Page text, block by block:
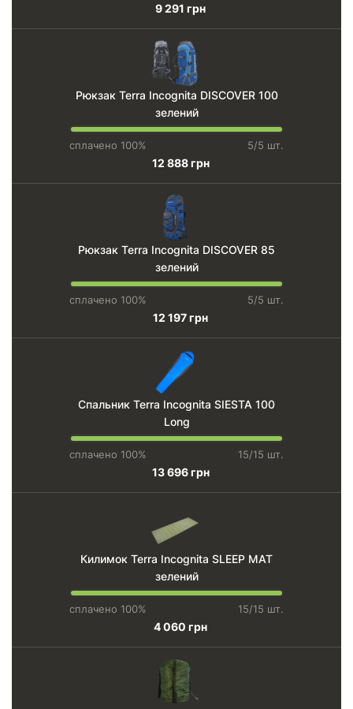
9 291 грн
Рюкзак Terra Incognita DISCOVER 100
зелений
сплачено 100% 5/5 шт.
12 888 грн
Рюкзак Terra Incognita DISCOVER 85
зелений
сплачено 100% 5/5 шт.
12 197 грн
Спальник Terra Incognita SIESTA 100
Long
сплачено 100% 15/15 шт.
13 696 грн
Килимок Terra Incognita SLEEP MAT
зелений
сплачено 100% 15/15 шт.
4 060 грн